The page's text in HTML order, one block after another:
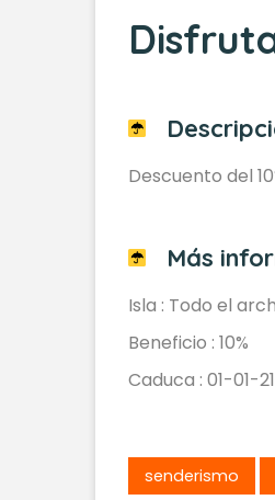
Descuento del
Más
Isla : Todo el
Beneficio : 10%
Caduca : 01-01-
senderismo